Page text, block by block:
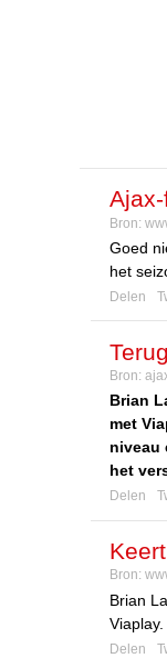
Bron:
Goed
het
Delen
Bron:
Brian
met
niveau
het
Delen
Bron:
Brian
Delen